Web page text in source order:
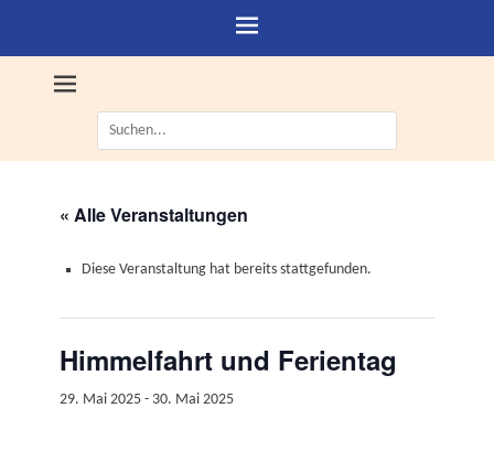
Suche
nach:
« Alle Veranstaltungen
Diese Veranstaltung hat bereits stattgefunden.
Himmelfahrt und Ferientag
29. Mai 2025 - 30. Mai 2025